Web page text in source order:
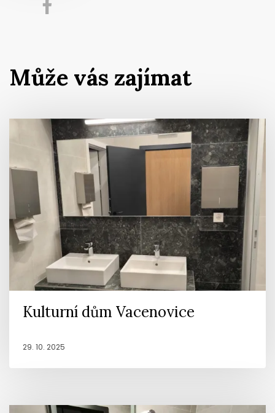
Může vás zajímat
Kulturní dům Vacenovice
29. 10. 2025